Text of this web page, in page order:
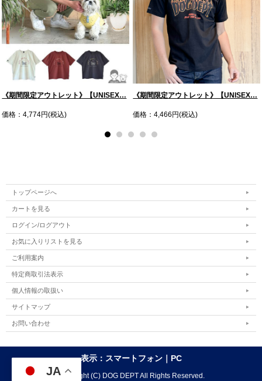
《期間限定アウトレット》【UNISEX…
価格：4,774円(税込)
《期間限定アウトレット》【UNISEX…
価格：4,466円(税込)
JA
トップページへ
カートを見る
ログイン/ログアウト
お気に入りリストを見る
ご利用案内
特定商取引法表示
個人情報の取扱い
サイトマップ
お問い合わせ
表示：スマートフォン｜ PC
Copyright (C) DOG DEPT All Rights Reserved.